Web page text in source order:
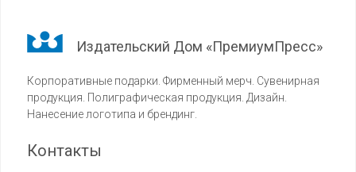
Издательский Дом «ПремиумПресс»
Корпоративные подарки. Фирменный мерч. Сувенирная
продукция. Полиграфическая продукция. Дизайн.
Нанесение логотипа и брендинг.
Контакты